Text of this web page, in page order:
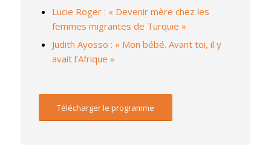
Lucie Roger : « Devenir mère chez les
femmes migrantes de Turquie »
Judith Ayosso : « Mon bébé. Avant toi, il y
avait l’Afrique »
Télécharger le programme